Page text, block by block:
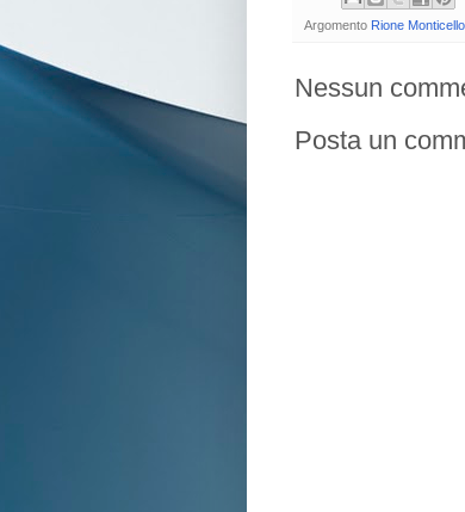
Argomento Rione Monticello
Nessun
Posta un